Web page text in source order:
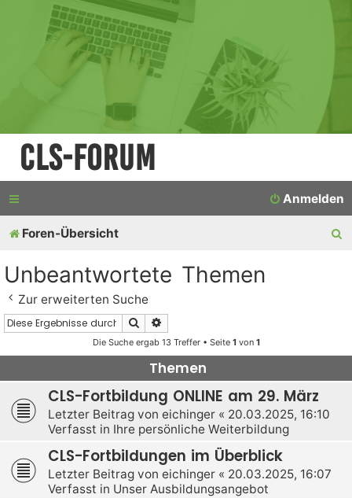
CLS-Forum
Anmelden
Foren-Übersicht
Unbeantwortete Themen
Zur erweiterten Suche
Suche
Die Suche ergab 13 Treffer • Seite 1von 1
Themen
CLS-Fortbildung ONLINE am 29. März
Letzter Beitrag von eichinger « 20.03.2025, 16:10
Verfasst in Ihre persönliche Weiterbildung
CLS-Fortbildungen im Überblick
Letzter Beitrag von eichinger « 20.03.2025, 16:07
Verfasst in Unser Ausbildungsangebot